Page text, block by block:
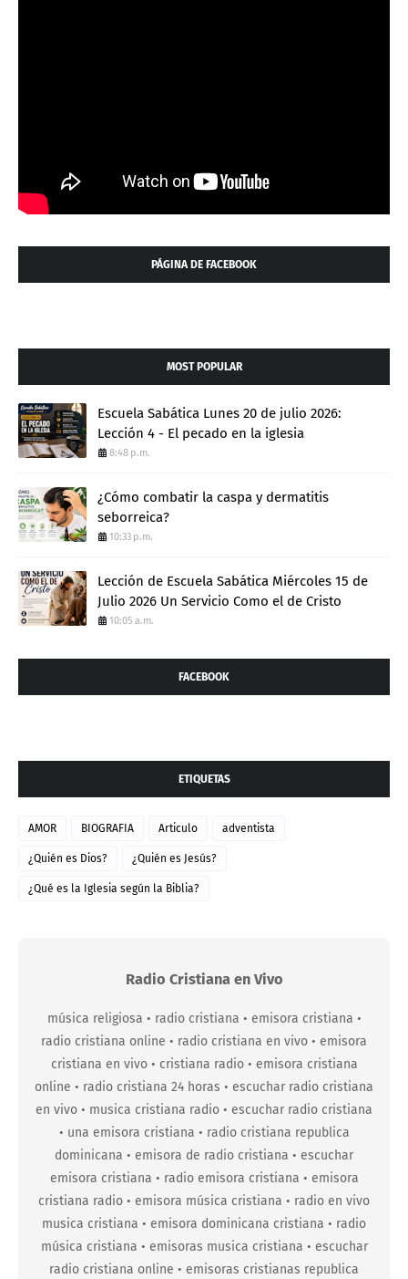
PÁGINA DE FACEBOOK
MOST POPULAR
Escuela Sabática Lunes 20 de julio 2026:
Lección 4 - El pecado en la iglesia
8:48 p.m.
¿Cómo combatir la caspa y dermatitis
seborreica?
10:33 p.m.
Lección de Escuela Sabática Miércoles 15 de
Julio 2026 Un Servicio Como el de Cristo
10:05 a.m.
FACEBOOK
ETIQUETAS
AMOR BIOGRAFIA Articulo adventista
¿Quién es Dios? ¿Quién es Jesús?
¿Qué es la Iglesia según la Biblia?
Radio Cristiana en Vivo
música religiosa • radio cristiana • emisora cristiana •
radio cristiana online • radio cristiana en vivo • emisora
cristiana en vivo • cristiana radio • emisora cristiana
online • radio cristiana 24 horas • escuchar radio cristiana
en vivo • musica cristiana radio • escuchar radio cristiana
• una emisora cristiana • radio cristiana republica
dominicana • emisora de radio cristiana • escuchar
emisora cristiana • radio emisora cristiana • emisora
cristiana radio • emisora música cristiana • radio en vivo
musica cristiana • emisora dominicana cristiana • radio
música cristiana • emisoras musica cristiana • escuchar
radio cristiana online • emisoras cristianas republica